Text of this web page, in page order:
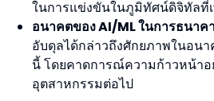
ในการแข่งขันในภูมิทัศน์ดิจิทัลที่
อนาคตของ AI/ML ในการธนาค
อับดุลได้กล่าวถึงศักยภาพในอนา
นี้ โดยคาดการณ์ความก้าวหน้าอ
อุตสาหกรรมต่อไป